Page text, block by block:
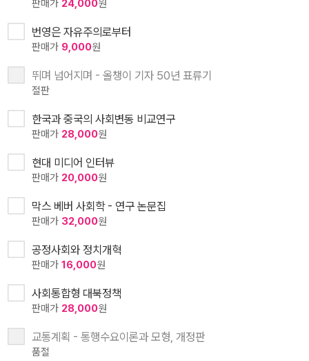
판매가 24,000원
번영은 자유주의로부터
판매가 9,000원
뛰며 넘어지며 - 올챙이 기자 50년 표류기
절판
한국과 중국의 사회변동 비교연구
판매가 28,000원
현대 미디어 인터뷰
판매가 20,000원
막스 베버 사회학 - 연구 논문집
판매가 32,000원
공정사회와 정치개혁
판매가 16,000원
사회통합형 대북정책
판매가 28,000원
교통계획 - 통행수요이론과 모형, 개정판
품절